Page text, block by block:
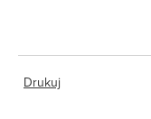
Drukuj